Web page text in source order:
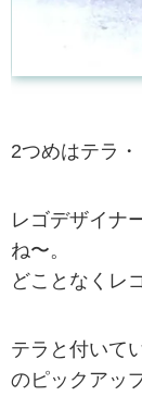
2つめはテラ・
レゴデザイナ
ね〜。
どことなくレ
テラと付いて
のピックアッ